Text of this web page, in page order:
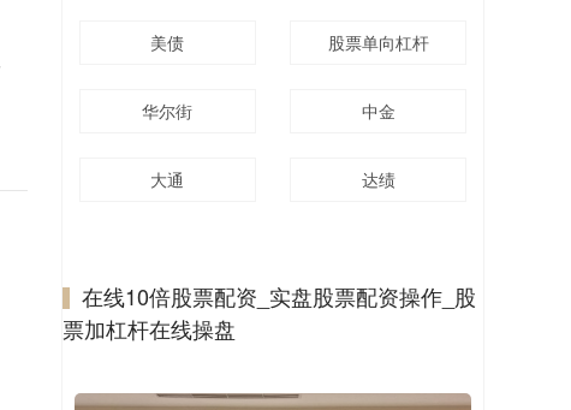
美债 股票单向杠杆
华尔街 中金
大通 达绩
在线10倍股票配资_实盘股票配资操作_股
票加杠杆在线操盘